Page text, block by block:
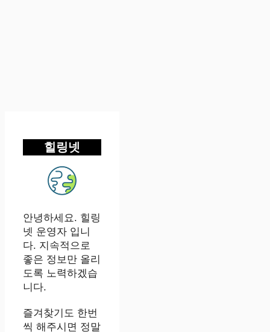
힐링넷
안녕하세요. 힐링
넷 운영자 입니
다. 지속적으로
좋은 정보만 올리
도록 노력하겠습
니다.
즐겨찾기도 한번
씩 해주시면 정말